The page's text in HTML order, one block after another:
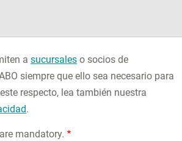
a sucursales o socios de
siempre que ello sea necesario para
respecto, lea también nuestra
.
mandatory.